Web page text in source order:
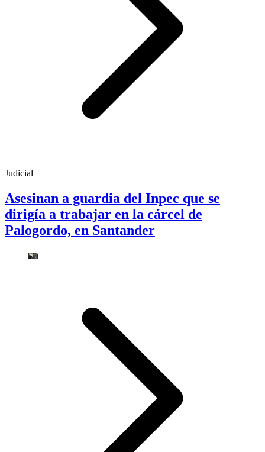
Judicial
Asesinan a guardia del Inpec que se
dirigía a trabajar en la cárcel de
Palogordo, en Santander